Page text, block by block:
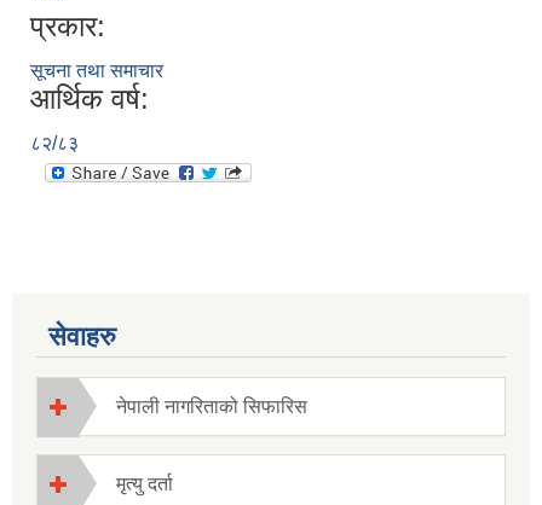
प्रकार:
सूचना तथा समाचार
आर्थिक वर्ष:
८२/८३
सेवाहरु
नेपाली नागरिताको सिफारिस
मृत्यु दर्ता